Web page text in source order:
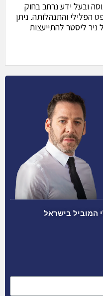
ובעל ידע נרחב בחוק
הפלילי והתנהלותה. ניתן
ליסטר להתייעצות
המוביל בישראל